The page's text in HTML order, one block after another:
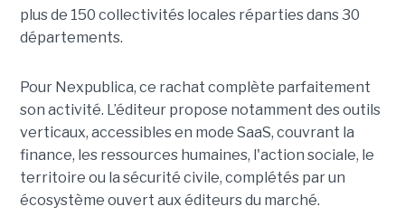
plus de 150 collectivités locales réparties dans 30
départements.
Pour Nexpublica, ce rachat complète parfaitement
son activité. L’éditeur propose notamment des outils
verticaux, accessibles en mode SaaS, couvrant la
finance, les ressources humaines, l'action sociale, le
territoire ou la sécurité civile, complétés par un
écosystème ouvert aux éditeurs du marché.